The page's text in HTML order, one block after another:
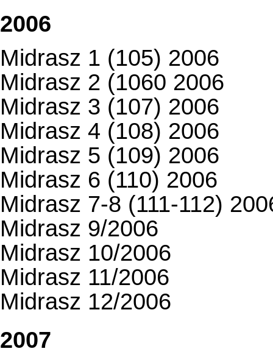
2006
Midrasz 1 (105) 2006
Midrasz 2 (1060 2006
Midrasz 3 (107) 2006
Midrasz 4 (108) 2006
Midrasz 5 (109) 2006
Midrasz 6 (110) 2006
Midrasz 7-8 (111-112)
Midrasz 9/2006
Midrasz 10/2006
Midrasz 11/2006
Midrasz 12/2006
2007